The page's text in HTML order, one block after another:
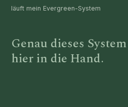
läuft mein Evergreen-System
Genau dieses
hier in die Hand.